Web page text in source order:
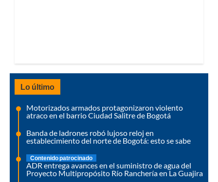
Lo último
Motorizados armados protagonizaron violento
atraco en el barrio Ciudad Salitre de Bogotá
Banda de ladrones robó lujoso reloj en
establecimiento del norte de Bogotá: esto se sabe
Contenido patrocinado
ADR entrega avances en el suministro de agua del
Proyecto Multipropósito Río Ranchería en La Guajira